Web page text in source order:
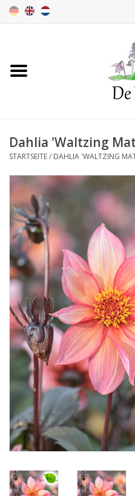
Startseite
Frühjahrsblüher
Sommerblüher
Herbstblüher
Schattenpflanzen
Angebote
Bodenverbesserung
SONSTIGE PRODUKTE
Beratung
Unser Garten!
Starke Zwiebel Tage
Neuigkeiten
Dahlia 'Waltzing
STARTSEITE/ DAHLIA 'WALTZING